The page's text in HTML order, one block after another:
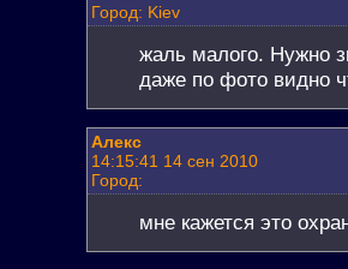
Город: Kiev
жаль малого. Нужно
даже по фото видно
Алекс
14:15:41 14 сен 2010
Город:
мне кажется это